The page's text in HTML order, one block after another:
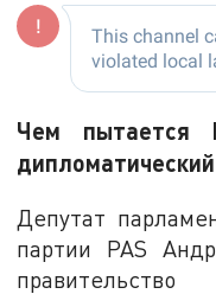
Чем пытается
Депутат
партии PAS